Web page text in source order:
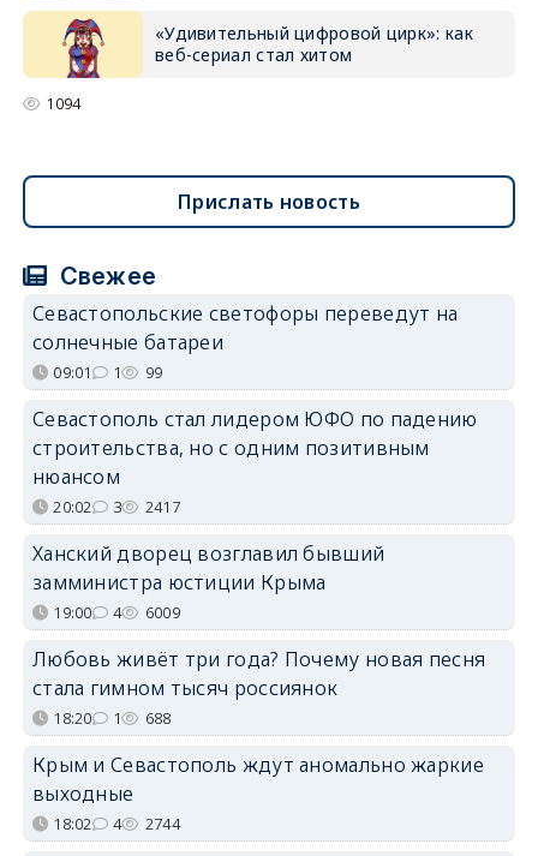
«Удивительный цифровой цирк»: как
веб-сериал стал хитом
1094
Прислать новость
Свежее
Севастопольские светофоры переведут на
солнечные батареи
09:01 1 99
Севастополь стал лидером ЮФО по падению
строительства, но с одним позитивным
нюансом
20:02 3 2417
Ханский дворец возглавил бывший
замминистра юстиции Крыма
19:00 4 6009
Любовь живёт три года? Почему новая песня
стала гимном тысяч россиянок
18:20 1 688
Крым и Севастополь ждут аномально жаркие
выходные
18:02 4 2744